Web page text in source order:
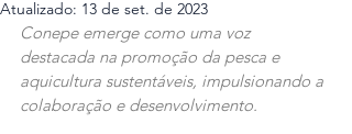
Atualizado: 13 de set. de 2023
Conepe emerge como uma voz
destacada na promoção da pesca e
aquicultura sustentáveis, impulsionando a
colaboração e desenvolvimento.